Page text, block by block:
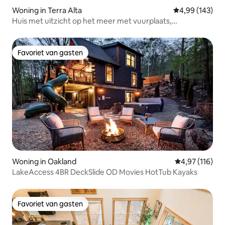
Woning in Terra Alta Gemiddelde
4,99 (143)
Huis met uitzicht op het meer met vuurplaats,
Favoriet van gasten
Favoriet van gasten
Woning in Oakland Gemiddelde
4,97 (116)
LakeAccess 4BR DeckSlide OD Movies HotTub Kayaks
Favoriet van gasten
Favoriet van gasten